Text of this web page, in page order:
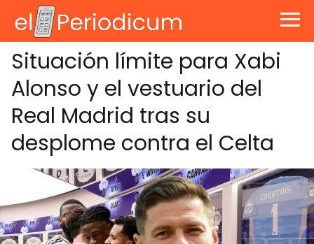
Situación límite para Xabi
Alonso y el vestuario del
Real Madrid tras su
desplome contra el Celta